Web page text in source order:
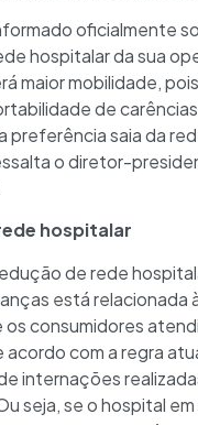
oficialmente
hospitalar da sua
maior mobilidade,
de
preferência saia da
o diretor-
hospitalar
de rede
está relacionada
consumidores
acordo com a regra
internações
seja, se o hospital